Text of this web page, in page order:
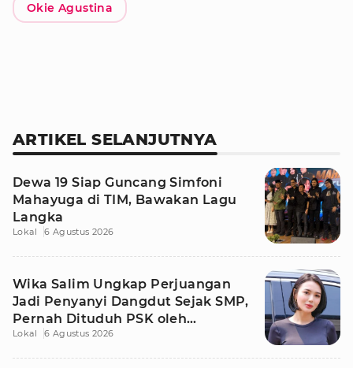
Okie Agustina
ARTIKEL SELANJUTNYA
Dewa 19 Siap Guncang Simfoni
Mahayuga di TIM, Bawakan Lagu
Langka
Lokal 6 Agustus 2026
Wika Salim Ungkap Perjuangan
Jadi Penyanyi Dangdut Sejak SMP,
Pernah Dituduh PSK oleh
Tetangga
Lokal 6 Agustus 2026